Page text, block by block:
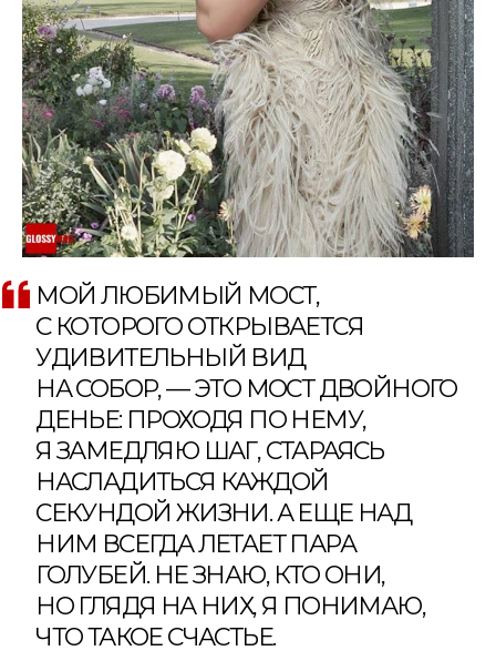
МОЙ ЛЮБИМЫЙ МОСТ,
С КОТОРОГО ОТКРЫВАЕТСЯ
УДИВИТЕЛЬНЫЙ ВИД
НА СОБОР, — ЭТО МОСТ ДВОЙНОГО
ДЕНЬЕ: ПРОХОДЯ ПО НЕМУ,
Я ЗАМЕДЛЯЮ ШАГ, СТАРАЯСЬ
НАСЛАДИТЬСЯ КАЖДОЙ
СЕКУНДОЙ ЖИЗНИ. А ЕЩЕ НАД
НИМ ВСЕГДА ЛЕТАЕТ ПАРА
ГОЛУБЕЙ. НЕ ЗНАЮ, КТО ОНИ,
НО ГЛЯДЯ НА НИХ, Я ПОНИМАЮ,
ЧТО ТАКОЕ СЧАСТЬЕ.